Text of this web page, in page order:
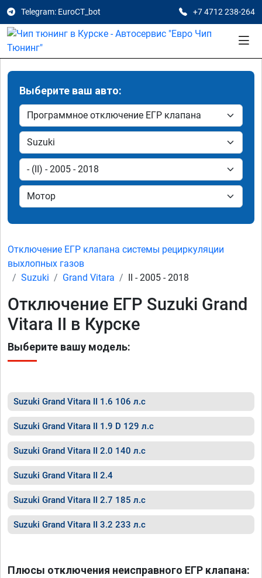
Telegram: EuroCT_bot +7 4712 238-264
Выберите ваш авто:
Отключение ЕГР клапана системы рециркуляции
выхлопных газов
Suzuki
Grand Vitara II - 2005 - 2018
Отключение ЕГР Suzuki Grand
Vitara II в Курске
Выберите вашу модель:
Suzuki Grand Vitara II 1.6 106 л.с
Suzuki Grand Vitara II 1.9 D 129 л.с
Suzuki Grand Vitara II 2.0 140 л.с
Suzuki Grand Vitara II 2.4
Suzuki Grand Vitara II 2.7 185 л.с
Suzuki Grand Vitara II 3.2 233 л.с
Плюсы отключения неисправного ЕГР клапана: